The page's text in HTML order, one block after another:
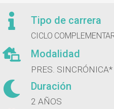
Tipo de carrera
CICLO
Modalidad
PRES. SINCRÓNICA*
Duración
2 AÑOS